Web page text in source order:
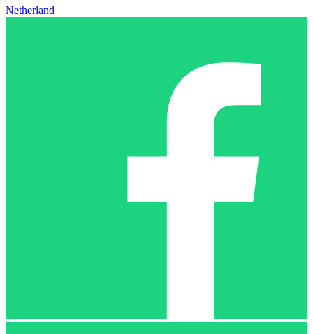
Netherland